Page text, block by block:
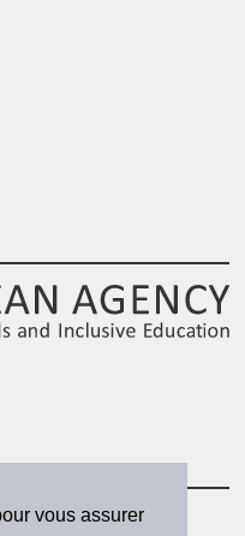
vous assurer